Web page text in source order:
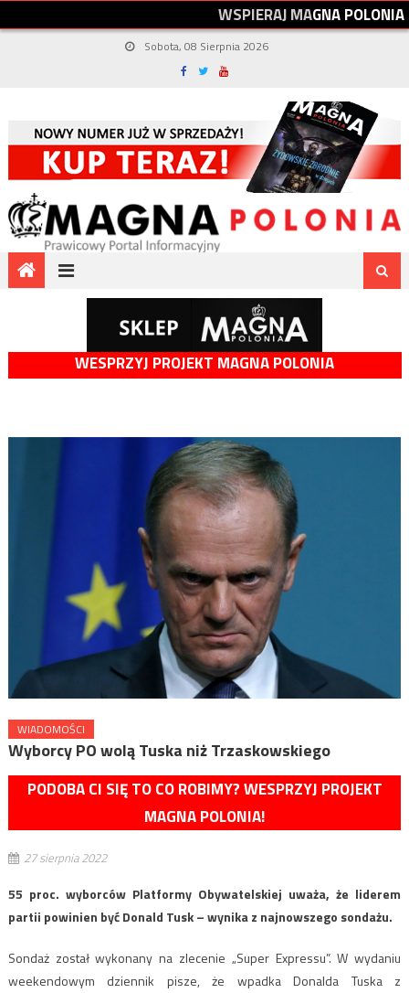
WSPIERAJMAGNAPOLONIA
Sobota, 08 Sierpnia 2026
WESPRZYJ PROJEKT MAGNA POLONIA
WIADOMOŚCI
Wyborcy PO wolą Tuska niż Trzaskowskiego
PODOBA CI SIĘ TO CO ROBIMY? WESPRZYJ PROJEKT
MAGNA POLONIA!
27 sierpnia 2022
55 proc. wyborców Platformy Obywatelskiej uważa, że liderem
partii powinien być Donald Tusk – wynika z najnowszego sondażu.
Sondaż został wykonany na zlecenie „Super Expressu”. W wydaniu
weekendowym dziennik pisze, że wpadka Donalda Tuska z